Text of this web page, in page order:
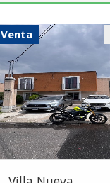
Venta